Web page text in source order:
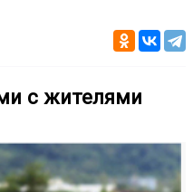
с жителями